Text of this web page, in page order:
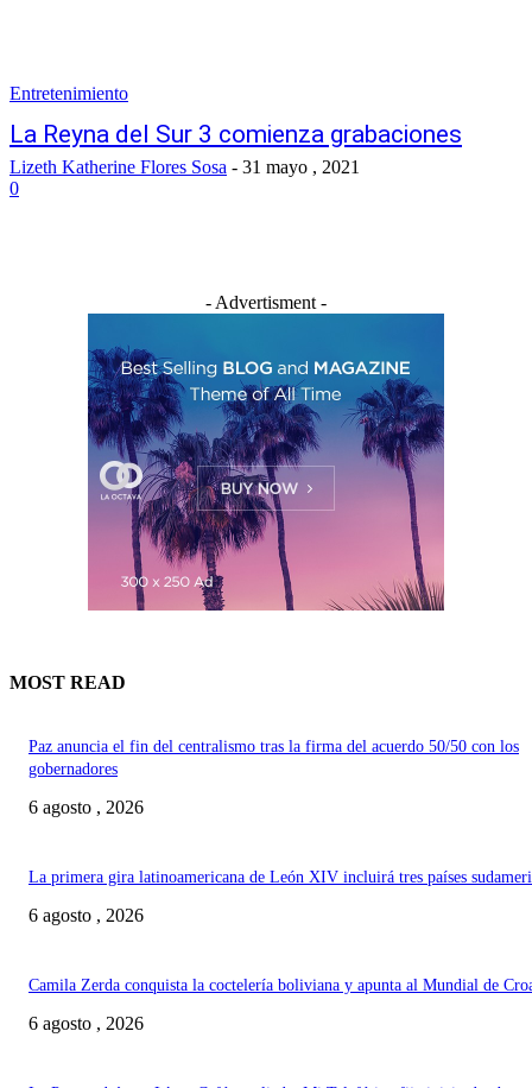
Entretenimiento
La Reyna del Sur 3 comienza grabaciones
Lizeth Katherine Flores Sosa - 31 mayo , 2021
0
- Advertisment -
MOST READ
Paz anuncia el fin del centralismo tras la firma del acuerdo 50/50 con los
gobernadores
6 agosto , 2026
La primera gira latinoamericana de León XIV incluirá tres países
6 agosto , 2026
Camila Zerda conquista la coctelería boliviana y apunta al Mundial de
6 agosto , 2026